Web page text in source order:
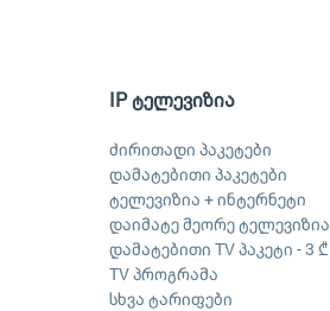
IP ტელევიზია
ძირითადი პაკეტები
დამატებითი პაკეტები
ტელევიზია + ინტერნეტი
დაიმატე მეორე ტელევიზია
დამატებითი TV პაკეტი - 3 ₾
TV პროგრამა
სხვა ტარიფები